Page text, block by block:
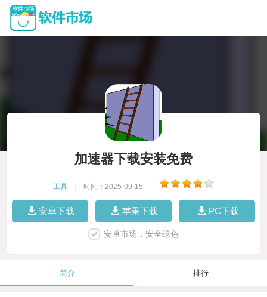
加速器下载安装免费
工具 时间：2025-09-15
安卓下载 苹果下载 PC下载
安卓市场，安全绿色
简介 排行